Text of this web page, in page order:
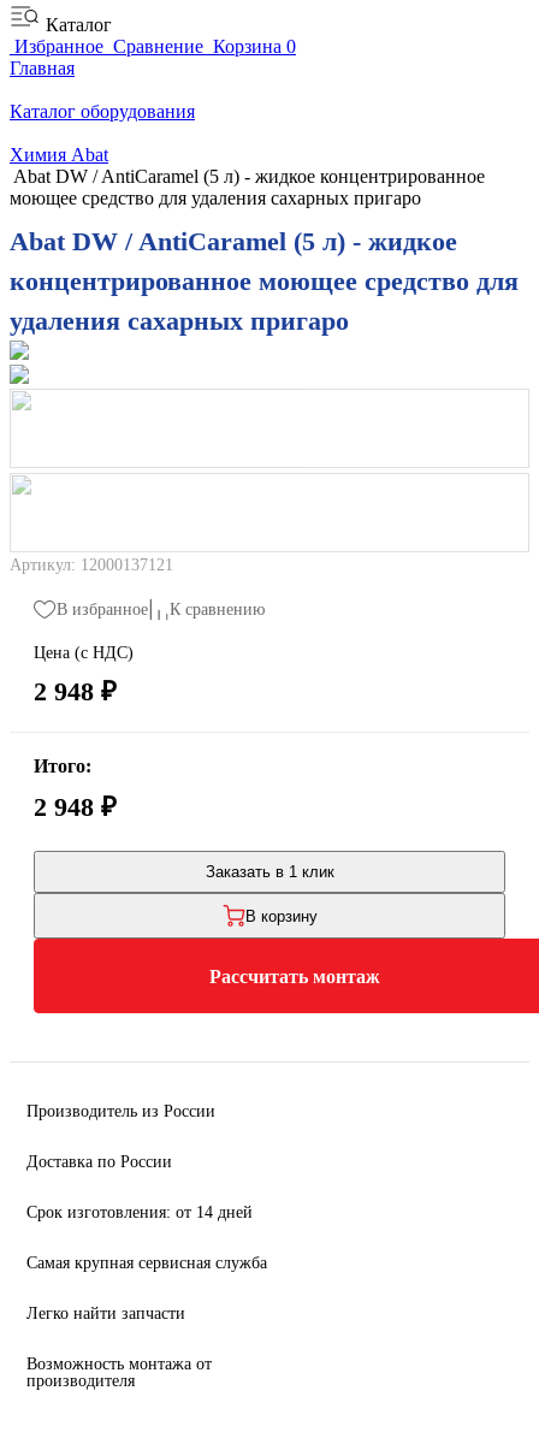
Каталог
Избранное Сравнение Корзина 0
Главная
Каталог оборудования
Химия Abat
Abat DW / AntiCaramel (5 л) - жидкое концентрированное
моющее средство для удаления сахарных пригаро
Abat DW / AntiCaramel (5 л) - жидкое
концентрированное моющее средство для
удаления сахарных пригаро
Артикул: 12000137121
В избранное К сравнению
Цена (с НДС)
2 948 ₽
Итого:
2 948 ₽
Заказать в 1 клик
В корзину
Рассчитать монтаж
Производитель из России
Доставка по России
Срок изготовления: от 14 дней
Самая крупная сервисная служба
Легко найти запчасти
Возможность монтажа от
производителя